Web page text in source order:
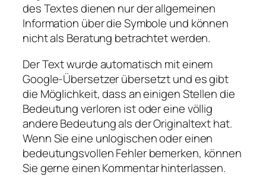
des Textes dienen nur der allgemeinen
Information über die Symbole und können
nicht als Beratung betrachtet werden.
Der Text wurde automatisch mit einem
Google-Übersetzer übersetzt und es gibt
die Möglichkeit, dass an einigen Stellen die
Bedeutung verloren ist oder eine völlig
andere Bedeutung als der Originaltext hat.
Wenn Sie eine unlogischen oder einen
bedeutungsvollen Fehler bemerken, können
Sie gerne einen Kommentar hinterlassen.